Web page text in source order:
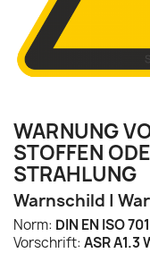
WARNUNG
STOFFEN
STRAHLUNG
Warnschild |
Norm: DIN EN ISO
Vorschrift: ASR A1.3